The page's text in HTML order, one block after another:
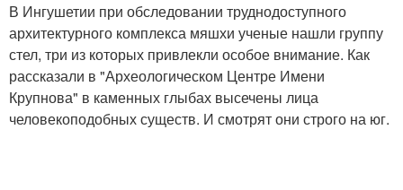
В Ингушетии при обследовании труднодоступного
архитектурного комплекса мяшхи ученые нашли группу
стел, три из которых привлекли особое внимание. Как
рассказали в "Археологическом Центре Имени
Крупнова" в каменных глыбах высечены лица
человекоподобных существ. И смотрят они строго на юг.